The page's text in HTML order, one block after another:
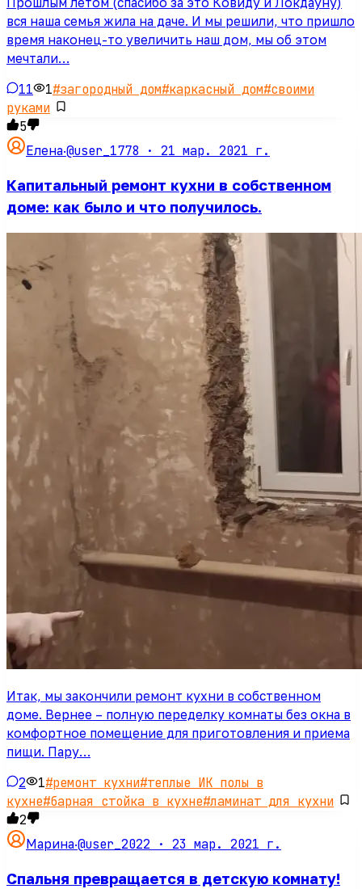
вся наша семья жила на даче. И мы решили, что пришло
время наконец-то увеличить наш дом, мы об этом
мечтали…
11 1#загородный дом#каркасный дом#своими
руками
5
Елена·@user_1778 · 21 мар. 2021 г.
Капитальный ремонт кухни в собственном
доме: как было и что получилось.
Итак, мы закончили ремонт кухни в собственном
доме. Вернее – полную переделку комнаты без окна в
комфортное помещение для приготовления и приема
пищи. Пару…
2 1#ремонт кухни#теплые ИК полы в
кухне#барная стойка в кухне#ламинат для кухни
2
Марина·@user_2022 · 23 мар. 2021 г.
Спальня превращается в детскую комнату!